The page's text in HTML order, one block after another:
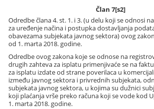
Član 7[s2]
Odredbe člana 4. st. 1. i 3. (u delu koji se odnosi
za uređenje načina i postupka dostavljanja
obavezama subjekata javnog sektora) ovog
od 1. marta 2018. godine.
Odredbe ovog zakona koje se odnose na
drugih zahteva za isplatu primenjivaće se na
za isplatu izdate od strane poverilaca u
između javnog sektora i privrednih subjekata,
subjekata javnog sektora, u kojima su dužnici
koji plaćanja vrše preko računa koji se vode kod
1. marta 2018. godine.